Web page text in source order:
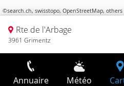
©search.ch, swisstopo, OpenStreetMap, others
Rte de l'Arbage
3961 Grimentz
Annuaire Météo